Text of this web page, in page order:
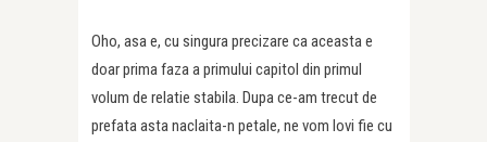
Oho, asa e, cu singura precizare ca aceasta e
doar prima faza a primului capitol din primul
volum de relatie stabila. Dupa ce-am trecut de
prefata asta naclaita-n petale, ne vom lovi fie cu